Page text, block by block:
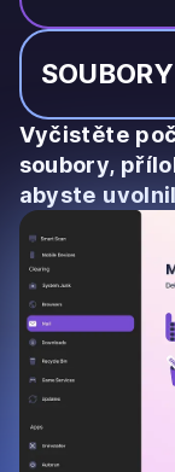
Vyčistěte
soubory,
abyste